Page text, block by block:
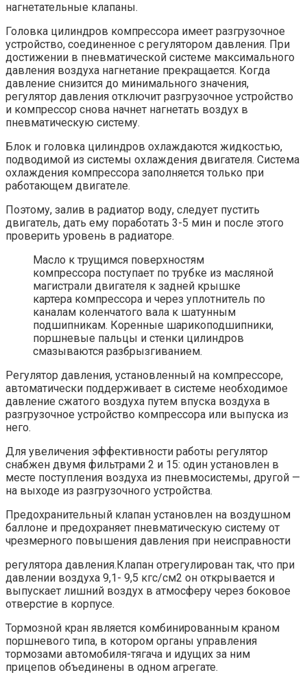
нагнетательные клапаны.
Головка цилиндров компрессора имеет разгрузочное
устройство, соединенное с регулятором давления. При
достижении в пневматической системе максимального
давления воздуха нагнетание прекращается. Когда
давление снизится до минимального значения,
регулятор давления отключит разгрузочное устройство
и компрессор снова начнет нагнетать воздух в
пневматическую систему.
Блок и головка цилиндров охлаждаются жидкостью,
подводимой из системы охлаждения двигателя. Система
охлаждения компрессора заполняется только при
работающем двигателе.
Поэтому, залив в радиатор воду, следует пустить
двигатель, дать ему поработать 3-5 мин и после этого
проверить уровень в радиаторе.
Масло к трущимся поверхностям
компрессора поступает по трубке из масляной
магистрали двигателя к задней крышке
картера компрессора и через уплотнитель по
каналам коленчатого вала к шатунным
подшипникам. Коренные шарикоподшипники,
поршневые пальцы и стенки цилиндров
смазываются разбрызгиванием.
Регулятор давления, установленный на компрессоре,
автоматически поддерживает в системе необходимое
давление сжатого воздуха путем впуска воздуха в
разгрузочное устройство компрессора или выпуска из
него.
Для увеличения эффективности работы регулятор
снабжен двумя фильтрами 2 и 15: один установлен в
месте поступления воздуха из пневмосистемы, другой —
на выходе из разгрузочного устройства.
Предохранительный клапан установлен на воздушном
баллоне и предохраняет пневматическую систему от
чрезмерного повышения давления при неисправности
регулятора давления.Клапан отрегулирован так, что при
давлении воздуха 9,1- 9,5 кгс/см2 он открывается и
выпускает лишний воздух в атмосферу через боковое
отверстие в корпусе.
Тормозной кран является комбинированным краном
поршневого типа, в котором органы управления
тормозами автомобиля-тягача и идущих за ним
прицепов объединены в одном агрегате.